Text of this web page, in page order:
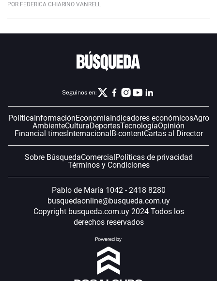
POR FEDERICA CHIARINO VANRELL
Seguinos en:
PolíticaInformaciónEconomíaIndicadores económicosAgro
AmbienteCulturaDeportesTecnologíaOpinión
Financial timesInternacionalB-contentCartas al Director
Sobre BúsquedaComercialPolíticas de privacidad
Términos y Condiciones
Pablo de María 1042 - 2418 8280
busquedaonline@busqueda.com.uy
Copyright busqueda.com.uy 2024 Todos los
derechos reservados